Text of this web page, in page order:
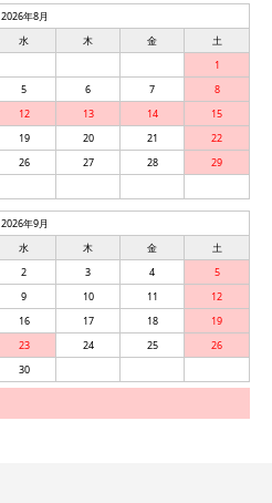
2026年8月
水 木 金
土
1
5 6 7
8
12 13 14
15
19 20 21
22
26 27 28
29
2026年9月
水 木 金
土
2 3 4
5
9 10 11
12
16 17 18
19
23 24 25
26
30